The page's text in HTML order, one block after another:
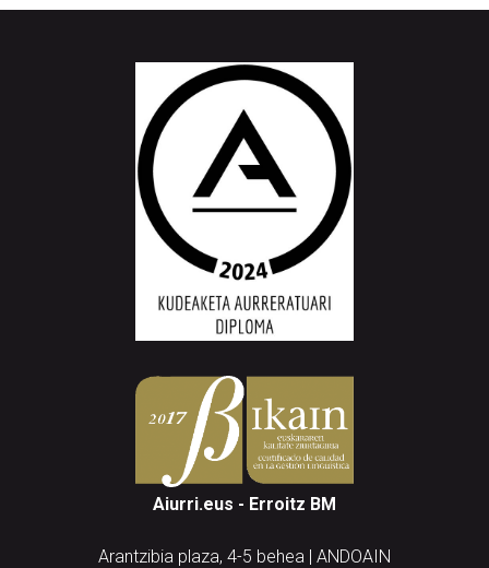
Aiurri.eus - Erroitz BM
Arantzibia plaza, 4-5 behea | ANDOAIN